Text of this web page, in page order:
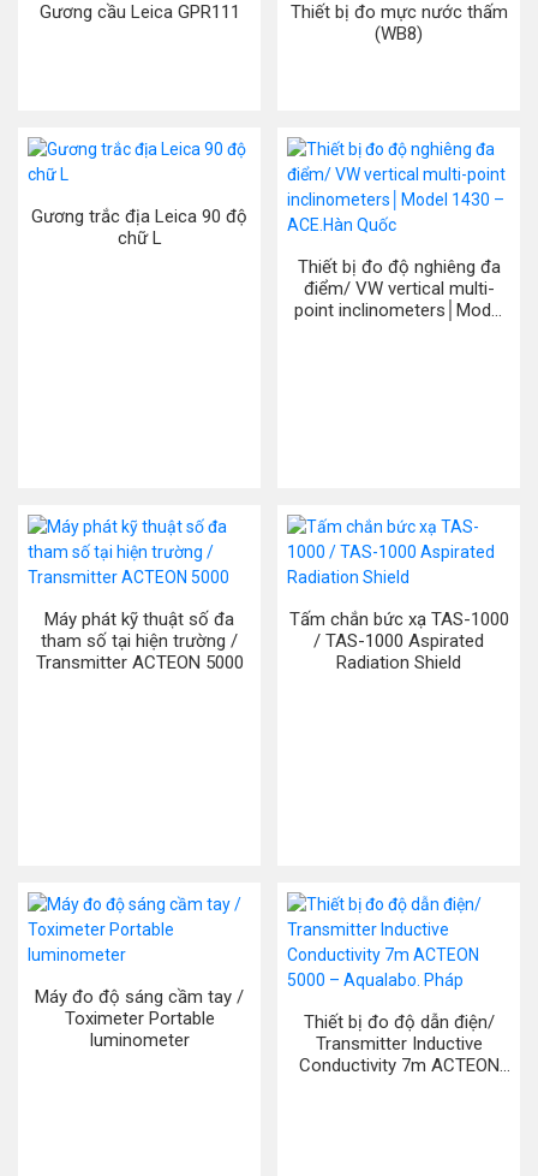
Gương cầu Leica GPR111
Thiết bị đo mực nước thấm
(WB8)
Gương trắc địa Leica 90 độ
chữ L
Thiết bị đo độ nghiêng đa
điểm/ VW vertical multi-
point inclinometers│Model
Máy phát kỹ thuật số đa
tham số tại hiện trường /
Transmitter ACTEON 5000
Tấm chắn bức xạ TAS-1000
/ TAS-1000 Aspirated
Radiation Shield
Máy đo độ sáng cầm tay /
Toximeter Portable
luminometer
Thiết bị đo độ dẫn điện/
Transmitter Inductive
Conductivity 7m ACTEON